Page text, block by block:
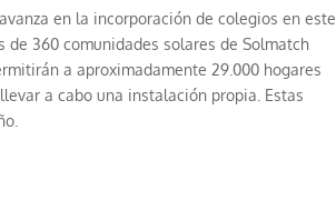
en la incorporación de colegios en este
360 comunidades solares de Solmatch
a aproximadamente 29.000 hogares
a cabo una instalación propia. Estas